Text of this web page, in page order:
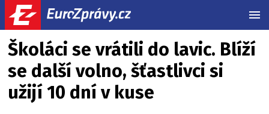
Školáci se vrátili do lavic. Blíží
se další volno, šťastlivci si
užijí 10 dní v kuse